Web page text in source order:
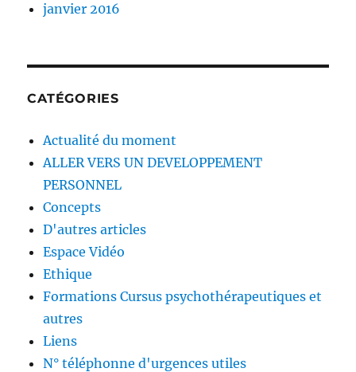
janvier 2016
CATÉGORIES
Actualité du moment
ALLER VERS UN DEVELOPPEMENT
PERSONNEL
Concepts
D'autres articles
Espace Vidéo
Ethique
Formations Cursus psychothérapeutiques et
autres
Liens
N° téléphonne d'urgences utiles